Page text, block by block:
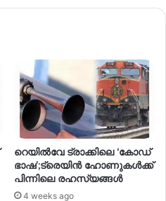
റെയിൽവേ ട്രാക്കിലെ ‘കോഡ്
ഭാഷ’;ട്രെയിൻ ഹോണുകൾക്ക്
പിന്നിലെ രഹസ്യങ്ങൾ
4 weeks ago